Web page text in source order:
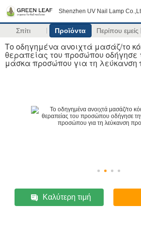
Shenzhen UV Nail Lamp
Σπίτι Προϊόντα Περίπου εμείς
Το οδηγημένα ανοιχτά μασάζ/το
θεραπείας του προσώπου
μάσκα προσώπου για τη λεύκανση
Καλύτερη τιμή